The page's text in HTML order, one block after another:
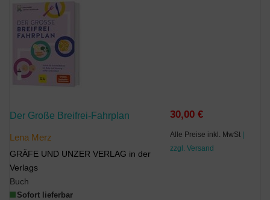
Der Große Breifrei-Fahrplan
Lena Merz
GRÄFE UND UNZER VERLAG in der
Verlags
Buch
Sofort lieferbar
30,00 €
Alle Preise inkl. MwSt |
zzgl. Versand